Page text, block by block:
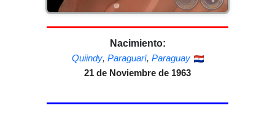
Nacimiento:
Quiindy, Paraguarí, Paraguay
21 de Noviembre de 1963